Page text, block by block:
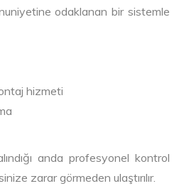
odaklanan bir sistemle
hizmeti
anda profesyonel kontrol
zarar görmeden ulaştırılır.